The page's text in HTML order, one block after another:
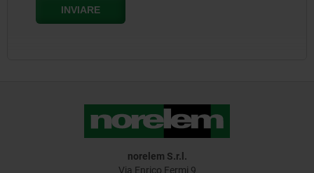
norelem S.r.l.
Via Enrico Fermi 9